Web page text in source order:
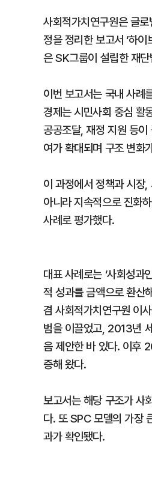
사회적가치연구원은 글
정을 정리한 보고서 ‘하
은 SK그룹이 설립한 재
이번 보고서는 국내 사례
경제는 시민사회 중심 활
공공조달, 재정 지원 등
여가 확대되며 구조 변화
이 과정에서 정책과 시장
아니라 지속적으로 진화
사례로 평가했다.
대표 사례로는 ‘사회성
적 성과를 금액으로 환산
겸 사회적가치연구원 이
범을 이끌었고, 2013년
음 제안한 바 있다. 이후
증해 왔다.
보고서는 해당 구조가 사
다. 또 SPC 모델의 가장
과가 확인됐다.